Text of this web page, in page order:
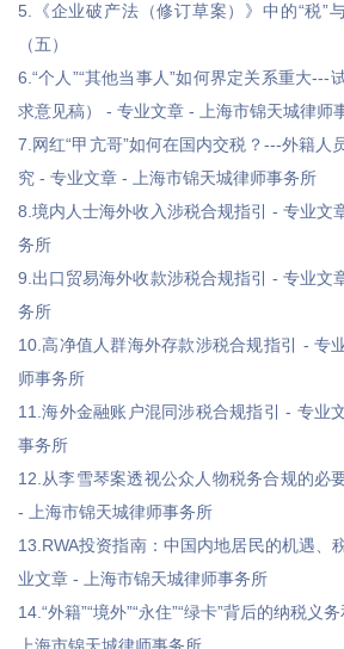
5.《企业破产法（修订草案）》中的“税”
（五）
6.“个人”“其他当事人”如何界定关系重大---
求意见稿） - 专业文章 - 上海市锦天城律师
7.网红“甲亢哥”如何在国内交税？---外籍人
究 - 专业文章 - 上海市锦天城律师事务所
8.境内人士海外收入涉税合规指引 - 专业文
务所
9.出口贸易海外收款涉税合规指引 - 专业文
务所
10.高净值人群海外存款涉税合规指引 - 专
师事务所
11.海外金融账户混同涉税合规指引 - 专业
事务所
12.从李雪琴案透视公众人物税务合规的必
- 上海市锦天城律师事务所
13.RWA投资指南：中国内地居民的机遇、
业文章 - 上海市锦天城律师事务所
14.“外籍”“境外”“永住”“绿卡”背后的纳税义